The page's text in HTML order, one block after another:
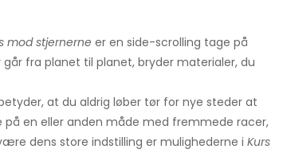
mod stjernerne er en side-scrolling tage på
fra planet til planet, bryder materialer, du
at du aldrig løber tør for nye steder at
en eller anden måde med fremmede racer,
dens store indstilling er mulighederne i Kurs